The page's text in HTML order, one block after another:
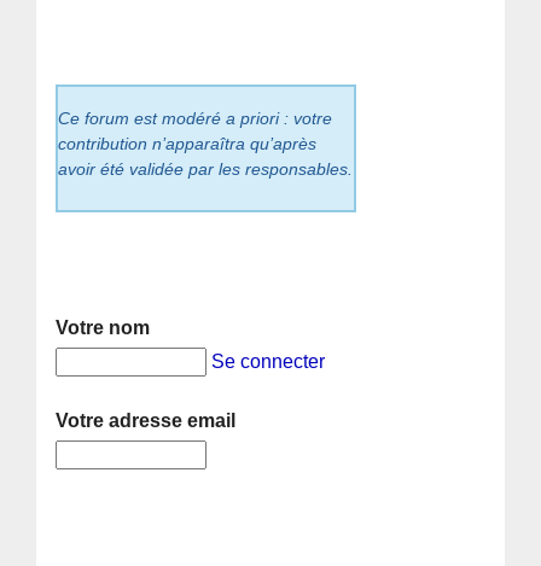
Ce forum est modéré a priori : votre
contribution n’apparaîtra qu’après
avoir été validée par les responsables.
Votre nom
Se connecter
Votre adresse email